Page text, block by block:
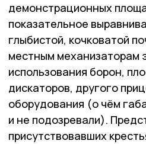
демонстрационных
показательное
глыбистой, кочковатой
местным механизаторам
использования борон,
дискаторов, другого
оборудования (о чём
и не подозревали).
присутствовавших